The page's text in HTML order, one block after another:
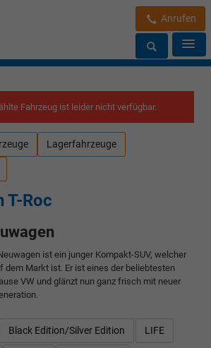
Anrufen
Fahrzeug ist leider nicht verfügbar.
Lagerfahrzeuge
T-Roc
ist ein junger Kompakt-SUV, welcher
dem Markt ist. Er ist eines der beliebtesten
VW und glänzt nun ganz frisch mit neuer
Black Edition/Silver Edition LIFE